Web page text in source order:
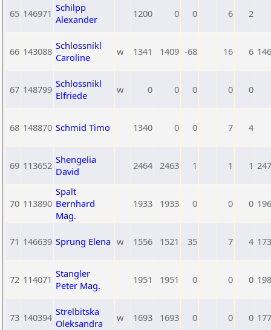
65 146971 Schilpp
Alexander
1200 0 0 6 2
66 143088 Schlossnikl
Caroline
w 1341 1409 -68 16 6
67 148799 Schlossnikl
Elfriede
w 0 0 0 0 0
68 148870 Schmid Timo 1340 0 0 7 4
69 113652 Shengelia
David
2464 2463 1 1 1
70 113890
Spalt
Bernhard
Mag.
1933 1933 0 0 0
71 146639 Sprung Elena w 1556 1521 35 7 4
72 114071 Stangler
Peter Mag.
1951 1951 0 0 0
73 140394 Strelbitska
Oleksandra
w 1693 1693 0 0 0